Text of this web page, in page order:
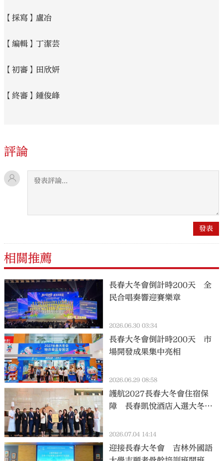
【採寫】盧冶
【編輯】丁潔芸
【初審】田欣妍
【終審】鍾俊峰
評論
相關推薦
長春大冬會倒計時200天 全
民合唱奏響迎賽樂章
2026.06.30 03:34
長春大冬會倒計時200天 市
場開發成果集中亮相
2026.06.29 08:58
護航2027長春大冬會住宿保
障 長春凱悅酒店入選大冬會
2026.07.04 14:14
迎接長春大冬會 吉林外國語